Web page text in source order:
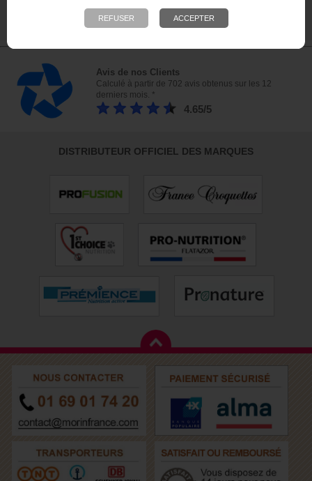
nous rendre visite !
23 bis, rue des Bourguignons, 91310 Montlhéry
Avis de nos Clients
Calculé à partir de 702 avis obtenus sur les 12
derniers mois. *
4.65/5
DISTRIBUTEUR OFFICIEL DES MARQUES